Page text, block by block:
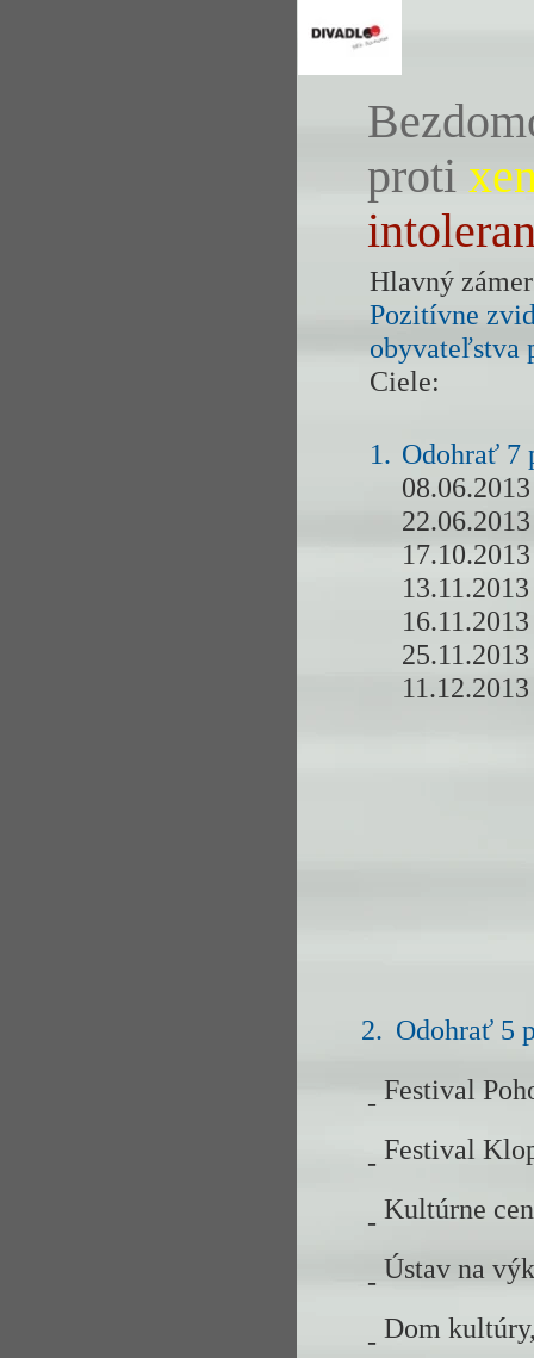
proti
Hlavný
Pozitívne
obyvateľstva
Ciele:
1. Odohrať 7
08.06.2013
22.06.2013
17.10.2013
13.11.2013
16.11.2013
25.11.2013
11.12.2013
2.
-
-
-
-
-
Odohrať 5
Festival
Festival
Kultúrne
Ústav na
Dom